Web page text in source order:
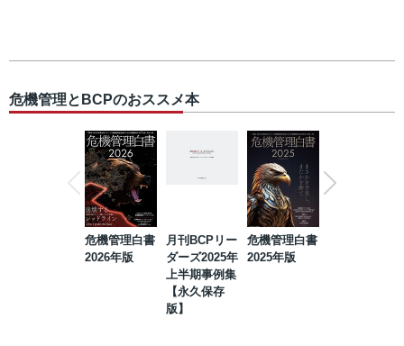
危機管理とBCPのおススメ本
危機管理白書
2026年版
月刊BCPリー
ダーズ2025年
上半期事例集
【永久保存
版】
危機管理白書
2025年版